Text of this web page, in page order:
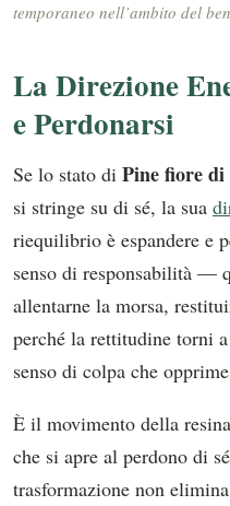
temporaneo nell’ambito del
La Direzione
e Perdonarsi
Se lo stato di Pine fiore di
si stringe su di sé, la sua
riequilibrio è espandere e
senso di responsabilità —
allentarne la morsa,
perché la rettitudine torni
senso di colpa che
È il movimento della
che si apre al perdono di
trasformazione non